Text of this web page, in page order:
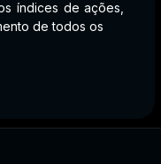
índices de ações,
de todos os